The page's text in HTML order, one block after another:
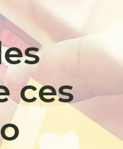
ces